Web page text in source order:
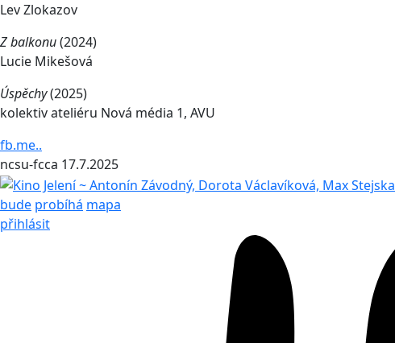
Lev Zlokazov
Zbalkonu(2024)
Lucie Mikešová
Úspěchy(2025)
kolektiv ateliéru Nová média 1, AVU
fb.me..
ncsu-fcca 17.7.2025
bude probíhá mapa
přihlásit